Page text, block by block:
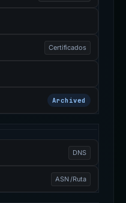
Certificados
Archived
DNS
ASN /Ruta